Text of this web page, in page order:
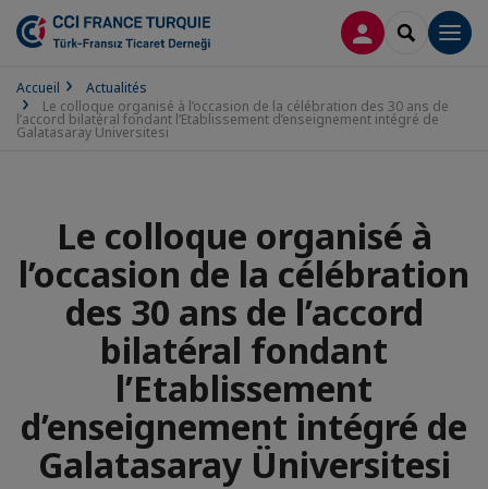
CONNEXION
Accueil
Actualités
Le colloque organisé à l’occasion de la célébration des 30 ans de
l’accord bilatéral fondant l’Etablissement d’enseignement intégré de
Galatasaray Üniversitesi
Le colloque organisé à
l’occasion de la célébration
des 30 ans de l’accord
bilatéral fondant
l’Etablissement
d’enseignement intégré de
Galatasaray Üniversitesi